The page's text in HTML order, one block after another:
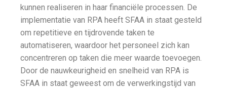
kunnen realiseren in haar financiële processen. De
implementatie van RPA heeft SFAA in staat gesteld
om repetitieve en tijdrovende taken te
automatiseren, waardoor het personeel zich kan
concentreren op taken die meer waarde toevoegen.
Door de nauwkeurigheid en snelheid van RPA is
SFAA in staat geweest om de verwerkingstijd van